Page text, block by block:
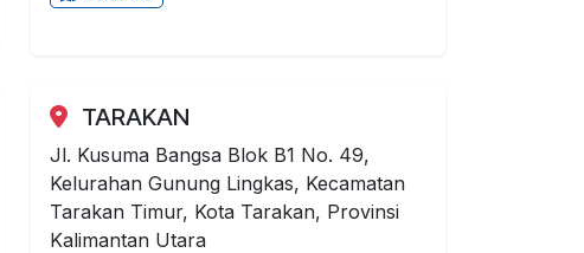
TARAKAN
Jl. Kusuma Bangsa Blok B1 No. 49,
Kelurahan Gunung Lingkas, Kecamatan
Tarakan Timur, Kota Tarakan, Provinsi
Kalimantan Utara